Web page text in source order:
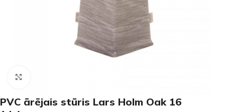
PVC ārējais stūris Lars Holm Oak 16